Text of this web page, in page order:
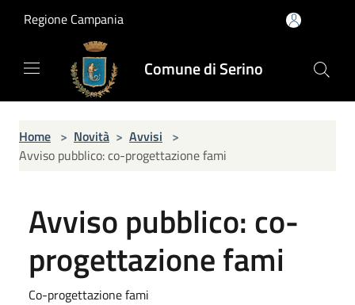
Regione Campania
Comune di Serino
Home > Novità > Avvisi >
Avviso pubblico: co-progettazione fami
Avviso pubblico: co-
progettazione fami
Co-progettazione fami